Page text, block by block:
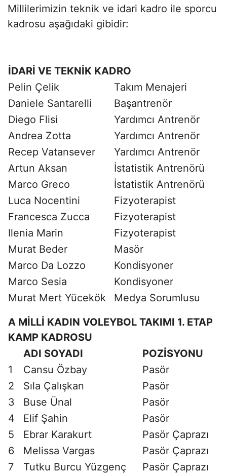
Millilerimizin teknik ve idari kadro ile sporcu
kadrosu aşağıdaki gibidir:
İDARİ VE TEKNİK KADRO
Pelin Çelik
Takım Menajeri
Daniele Santarelli
Başantrenör
Diego Flisi
Yardımcı Antrenör
Andrea Zotta
Yardımcı Antrenör
Recep Vatansever
Yardımcı Antrenör
Artun Aksan
İstatistik Antrenörü
Marco Greco
İstatistik Antrenörü
Luca Nocentini
Fizyoterapist
Francesca Zucca
Fizyoterapist
Ilenia Marin
Fizyoterapist
Murat Beder
Masör
Marco Da Lozzo
Kondisyoner
Marco Sesia
Kondisyoner
Murat Mert Yücekök
Medya Sorumlusu
A MİLLİ KADIN VOLEYBOL TAKIMI 1. ETAP
KAMP KADROSU
ADI SOYADI
POZİSYONU
1
Cansu Özbay
Pasör
2
Sıla Çalışkan
Pasör
3
Buse Ünal
Pasör
4
Elif Şahin
Pasör
5
Ebrar Karakurt
Pasör Çaprazı
6
Melissa Vargas
Pasör Çaprazı
7
Tutku Burcu Yüzgenç
Pasör Çaprazı